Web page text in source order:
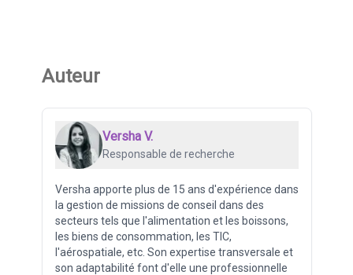
Auteur
Versha V.
Responsable de recherche
Versha apporte plus de 15 ans d'expérience dans
la gestion de missions de conseil dans des
secteurs tels que l'alimentation et les boissons,
les biens de consommation, les TIC,
l'aérospatiale, etc. Son expertise transversale et
son adaptabilité font d'elle une professionnelle